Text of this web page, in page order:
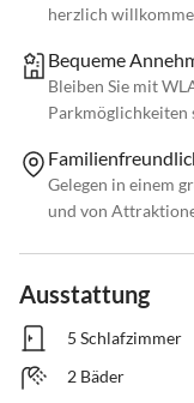
herzlich
Bequeme
Bleiben Sie mit
Parkmöglichkeiten
Gelegen in einem
und von
Ausstattung
5 Schlafzimmer
2 Bäder